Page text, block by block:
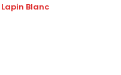
Lapin Blanc